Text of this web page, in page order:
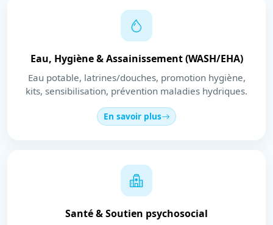
Eau, Hygiène & Assainissement (WASH/EHA)
Eau potable, latrines/douches, promotion hygiène,
kits, sensibilisation, prévention maladies hydriques.
En savoir plus
Santé & Soutien psychosocial